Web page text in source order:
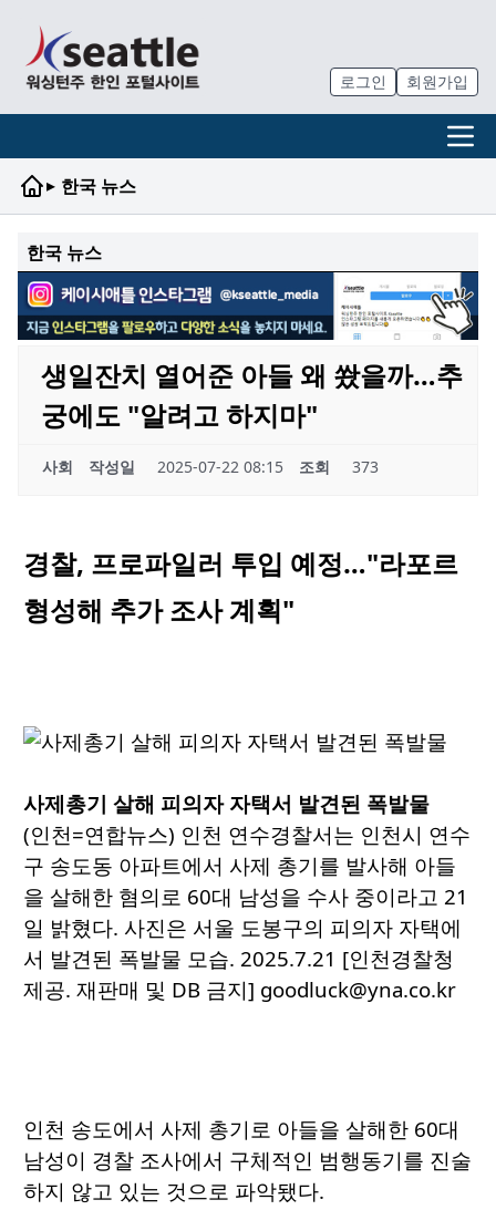
로그인 회원가입
▸ 한국 뉴스
한국 뉴스
생일잔치 열어준 아들 왜 쐈을까…추
궁에도 "알려고 하지마"
사회 작성일 2025-07-22 08:15 조회 373
경찰, 프로파일러 투입 예정…"라포르
형성해 추가 조사 계획"
사제총기 살해 피의자 자택서 발견된 폭발물
(인천=연합뉴스) 인천 연수경찰서는 인천시 연수
구 송도동 아파트에서 사제 총기를 발사해 아들
을 살해한 혐의로 60대 남성을 수사 중이라고 21
일 밝혔다. 사진은 서울 도봉구의 피의자 자택에
서 발견된 폭발물 모습. 2025.7.21 [인천경찰청
제공. 재판매 및 DB 금지] goodluck@yna.co.kr
인천 송도에서 사제 총기로 아들을 살해한 60대
남성이 경찰 조사에서 구체적인 범행동기를 진술
하지 않고 있는 것으로 파악됐다.